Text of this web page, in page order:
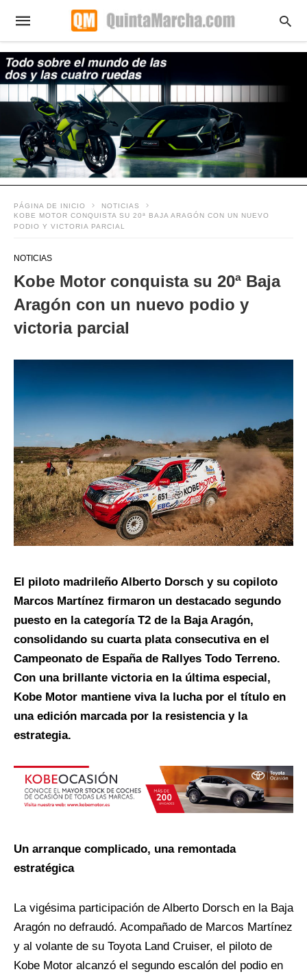
PÁGINA DE INICIO
NOTICIAS
KOBE MOTOR CONQUISTA SU 20ª BAJA ARAGÓN CON UN NUEVO
PODIO Y VICTORIA PARCIAL
NOTICIAS
Kobe Motor conquista su 20ª Baja
Aragón con un nuevo podio y
victoria parcial
El piloto madrileño Alberto Dorsch y su copiloto
Marcos Martínez firmaron un destacado segundo
puesto en la categoría T2 de la Baja Aragón,
consolidando su cuarta plata consecutiva en el
Campeonato de España de Rallyes Todo Terreno.
Con una brillante victoria en la última especial,
Kobe Motor mantiene viva la lucha por el título en
una edición marcada por la resistencia y la
estrategia.
Un arranque complicado, una remontada
estratégica
La vigésima participación de Alberto Dorsch en la Baja
Aragón no defraudó. Acompañado de Marcos Martínez
y al volante de su Toyota Land Cruiser, el piloto de
Kobe Motor alcanzó el segundo escalón del podio en